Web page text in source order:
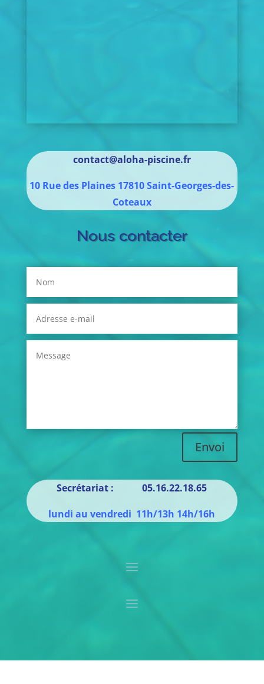
contact@aloha-piscine.fr
10 Rue des Plaines 17810Saint-Georges-des-
Coteaux
Nous contacter
Envoi
Secrétariat : 05.16.22.18.65
lundi au vendredi 11h/13h 14h/16h